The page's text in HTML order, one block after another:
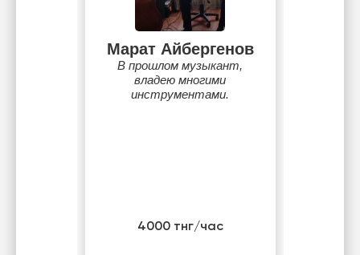
Марат Айбергенов
В прошлом музыкант,
владею многими
инструментами.
4000 тнг/час